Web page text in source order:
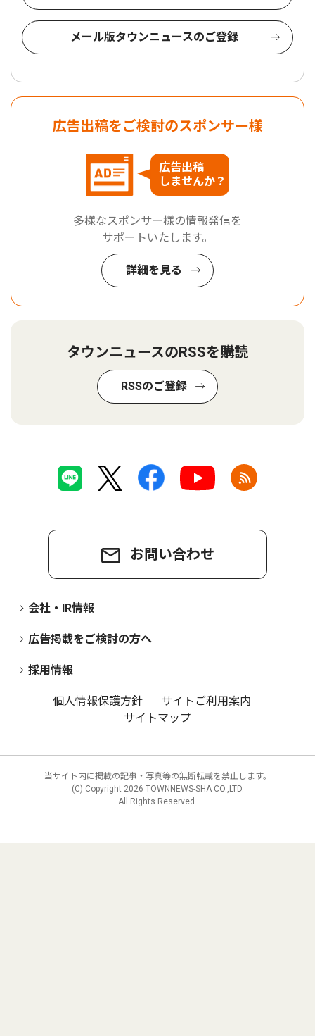
メール版タウンニュースのご登録
広告出稿をご検討のスポンサー様
広告出稿
しませんか？
多様なスポンサー様の情報発信を
サポートいたします。
詳細を見る
タウンニュースのRSSを購読
RSSのご登録
お問い合わせ
会社・IR情報
広告掲載をご検討の方へ
採用情報
個人情報保護方針
サイトご利用案内
サイトマップ
当サイト内に掲載の記事・写真等の無断転載を禁止します。
(C) Copyright 2026 TOWNNEWS-SHA CO.,LTD.
All Rights Reserved.